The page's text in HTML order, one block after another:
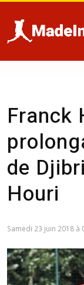
Franck
de
Houri
Samedi 23 juin 2018 à